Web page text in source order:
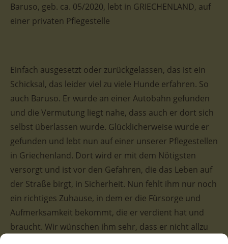
Baruso, geb. ca. 05/2020, lebt in GRIECHENLAND, auf
einer privaten Pflegestelle
Einfach ausgesetzt oder zurückgelassen, das ist ein
Schicksal, das leider viel zu viele Hunde erfahren. So
auch Baruso. Er wurde an einer Autobahn gefunden
und die Vermutung liegt nahe, dass auch er dort sich
selbst überlassen wurde. Glücklicherweise wurde er
gefunden und lebt nun auf einer unserer Pflegestellen
in Griechenland. Dort wird er mit dem Nötigsten
versorgt und ist vor den Gefahren, die das Leben auf
der Straße birgt, in Sicherheit. Nun fehlt ihm nur noch
ein richtiges Zuhause, in dem er die Fürsorge und
Aufmerksamkeit bekommt, die er verdient hat und
braucht. Wir wünschen ihm sehr, dass er nicht allzu